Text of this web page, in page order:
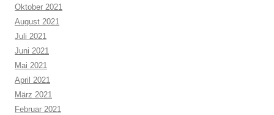
Oktober 2021
August 2021
Juli 2021
Juni 2021
Mai 2021
April 2021
März 2021
Februar 2021